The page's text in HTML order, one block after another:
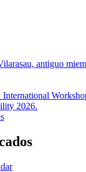
antiguo
2026.